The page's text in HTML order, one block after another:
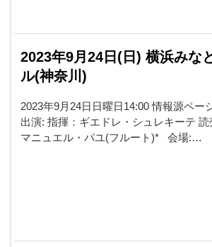
2023年9月24日(日) 横浜みな
ル(神奈川)
2023年9月24日日曜日14:00 情報源ペ
出演: 指揮：ギエドレ・シュレキーテ
マニュエル・パユ(フルート)* 会場:…